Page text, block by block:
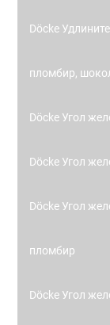
Döcke
пломбир,
Döcke Угол
Döcke Угол
Döcke Угол
пломбир
Döcke Угол